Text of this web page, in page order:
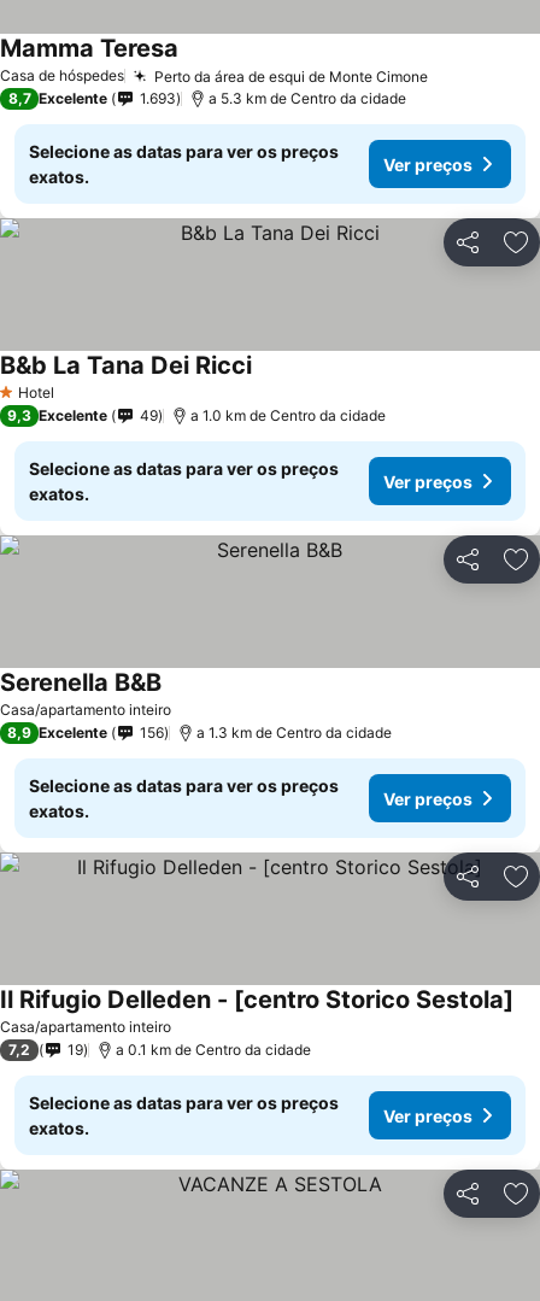
Casa de hóspedes Perto da área de esqui de Monte CimoneVer preços
Mamma Teresa
8,7 Excelente 1.693 a 5.3 km de Centro da cidade
Selecione as datas para ver os preços
exatos.
Ver preços
Partilhar
1 Estrelas
Hotel
B&b La Tana Dei RicciVer preços
9,3 Excelente 49 a 1.0 km de Centro da cidade
Selecione as datas para ver os preços
exatos.
Ver preços
Partilhar
Casa/apartamento inteiro
Serenella B&BVer preços
8,9 Excelente 156 a 1.3 km de Centro da cidade
Selecione as datas para ver os preços
exatos.
Ver preços
Partilhar
Casa/apartamento inteiro
Il Rifugio Delleden - [centro Storico Sestola]
7,2 19 a 0.1 km de Centro da cidade
Selecione as datas para ver os preços
exatos.
Ver preços
Partilhar